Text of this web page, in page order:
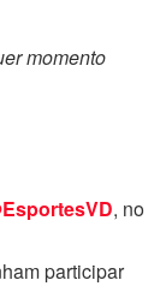
momento
, no
participar